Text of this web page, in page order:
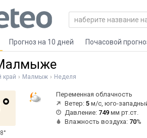
Прогноз на 10 дней Почасовой
край Малмыж Неделя
Переменная облачность
Ветер: 5 м/с, юго-
Давление: 749 мм рт.ст.
Влажность воздуха: 70%